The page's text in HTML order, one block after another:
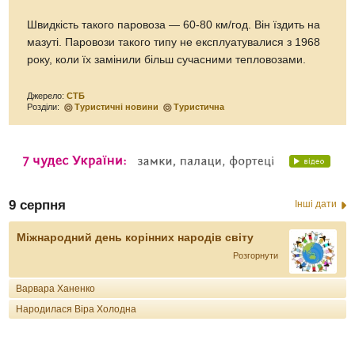
Швидкість такого паровоза — 60-80 км/год. Він їздить на
мазуті. Паровози такого типу не експлуатувалися з 1968
року, коли їх замінили більш сучасними тепловозами.
Джерело:СТБ
Розділи:
Туристичні новини Туристична
9 серпня Інші дати
Міжнародний день корінних народів світу
Розгорнути
Варвара Ханенко
Народилася Віра Холодна